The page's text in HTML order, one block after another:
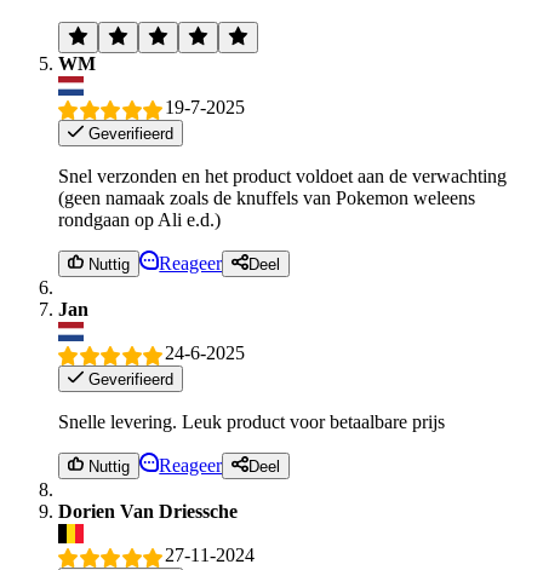
WM
19-7-2025
Geverifieerd
Snel verzonden en het product voldoet aan de verwachting
(geen namaak zoals de knuffels van Pokemon weleens
rondgaan op Ali e.d.)
Nuttig Reageer Deel
Jan
24-6-2025
Geverifieerd
Snelle levering. Leuk product voor betaalbare prijs
Nuttig Reageer Deel
Dorien Van Driessche
27-11-2024